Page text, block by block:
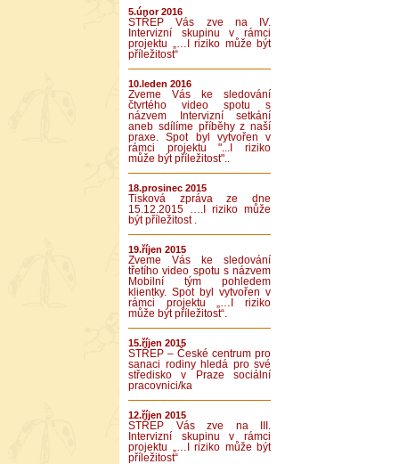
5.únor 2016
STŘEP Vás zve na IV.
Intervizní skupinu v rámci
projektu „…I riziko může být
příležitost“
10.leden 2016
Zveme Vás ke sledování
čtvrtého video spotu s
názvem Intervizní setkání
aneb sdílíme příběhy z naší
praxe. Spot byl vytvořen v
rámci projektu "...I riziko
může být příležitost"..
18.prosinec 2015
Tisková zpráva ze dne
15.12.2015 ….I riziko může
být příležitost .
19.říjen 2015
Zveme Vás ke sledování
třetího video spotu s názvem
Mobilní tým pohledem
klientky. Spot byl vytvořen v
rámci projektu „…I riziko
může být příležitost“.
15.říjen 2015
STŘEP – České centrum pro
sanaci rodiny hledá pro své
středisko v Praze sociální
pracovnici/ka
12.říjen 2015
STŘEP Vás zve na III.
Intervizní skupinu v rámci
projektu „…I riziko může být
příležitost“